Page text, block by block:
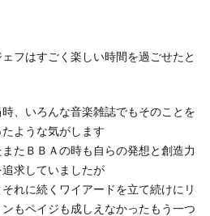
フはすごく楽しい時間を過ごせたと
、いろんな音楽雑誌でもそのことを
ような気がします
たＢＢＡの時も自らの発想と創造力
求していましたが
れに続くワイアードを立て続けにリ
もペイジも成しえなかったもう一つ